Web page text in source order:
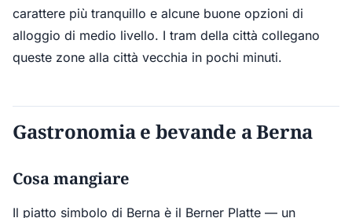
carattere più tranquillo e alcune buone opzioni di
alloggio di medio livello. I tram della città collegano
queste zone alla città vecchia in pochi minuti.
Gastronomia e bevande a Berna
Cosa mangiare
Il piatto simbolo di Berna è il Berner Platte — un